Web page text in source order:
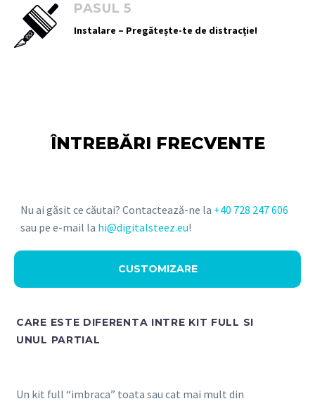
PASUL 5
Instalare – Pregătește-te de distracție!
ÎNTREBĂRI FRECVENTE
Nu ai găsit ce căutai? Contactează-ne la +40 728 247 606
sau pe e-mail la hi@digitalsteez.eu!
CUSTOMIZARE
CARE ESTE DIFERENTA INTRE KIT FULL SI
UNUL PARTIAL
Un kit full “imbraca” toata sau cat mai mult din